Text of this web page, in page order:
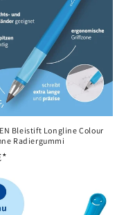
Bleistift Longline Colour
Radiergummi